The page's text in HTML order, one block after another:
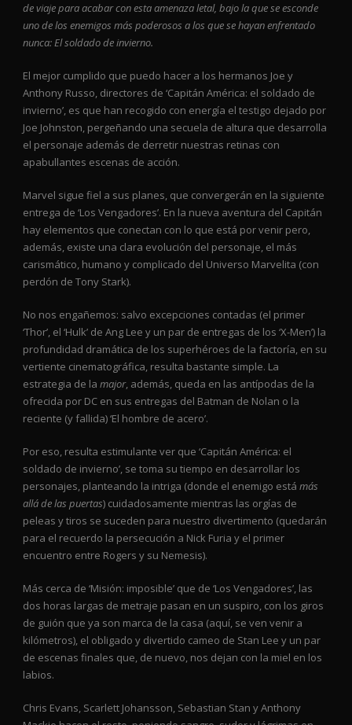
de viaje para acabar con esta amenaza letal, bajo la que se esconde
uno de los enemigos más poderosos a los que se hayan enfrentado
nunca: El soldado de invierno.
El mejor cumplido que puedo hacer a los hermanos Joe y
Anthony Russo, directores de ‘Capitán América: el soldado de
invierno’, es que han recogido con energía el testigo dejado por
Joe Johnston, pergeñando una secuela de altura que desarrolla
el personaje además de derretir nuestras retinas con
apabullantes escenas de acción.
Marvel sigue fiel a sus planes, que convergerán en la siguiente
entrega de ‘Los Vengadores’. En la nueva aventura del Capitán
hay elementos que conectan con lo que está por venir pero,
además, existe una clara evolución del personaje, el más
carismático, humano y complicado del Universo Marvelita (con
perdón de Tony Stark).
No nos engañemos: salvo excepciones contadas (el primer
‘Thor’, el ‘Hulk’ de Ang Lee y un par de entregas de los ‘X-Men’) la
profundidad dramática de los superhéroes de la factoría, en su
vertiente cinematográfica, resulta bastante simple. La
estrategia de la major, además, queda en las antípodas de la
ofrecida por DC en sus entregas del Batman de Nolan o la
reciente (y fallida) ‘El hombre de acero’.
Por eso, resulta estimulante ver que ‘Capitán América: el
soldado de invierno’, se toma su tiempo en desarrollar los
personajes, planteando la intriga (donde el enemigo está más
allá de las puertas) cuidadosamente mientras las orgías de
peleas y tiros se suceden para nuestro divertimento (quedarán
para el recuerdo la persecución a Nick Furia y el primer
encuentro entre Rogers y su Nemesis).
Más cerca de ‘Misión: imposible’ que de ‘Los Vengadores’, las
dos horas largas de metraje pasan en un suspiro, con los giros
de guión que ya son marca de la casa (aquí, se ven venir a
kilómetros), el obligado y divertido cameo de Stan Lee y un par
de escenas finales que, de nuevo, nos dejan con la miel en los
labios.
Chris Evans, Scarlett Johansson, Sebastian Stan y Anthony